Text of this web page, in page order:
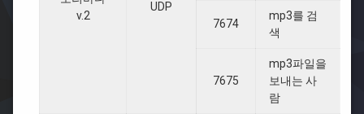
v.2
UDP
7674
mp3를 검
색
7675
mp3파일을
보내는 사
람